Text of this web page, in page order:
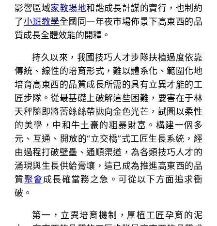
影響區域家教場地和諧成長計謀的實行，也制約
了小班教學全國同一年夜市場佈景下高東西的品
質成長全體效能的開釋。
持久以來，我國技巧人才步隊扶植過度依靠
傳統、線性的培育形式，難以體系化、範圍化地
培育高東西的品質成長所需的具有立異才能的工
匠步隊。從最基礎上破解這些困難，要害在于林
天秤隨即將蕾絲絲帶拋向金色光芒，試圖以柔性
的美學，中和牛土豪的粗暴財富。構建一個多
元、互通、開放的“立交橋”式工匠生長系統，經
由過程打破壁壘、通順渠道，為各類技巧人才的
涌現與生長供給膏壤，這已成為推進高東西的品
質聚會成長確當務之急。可從以下方面追求衝
破。
第一，立異培育機制，厚植工匠孕育的泥